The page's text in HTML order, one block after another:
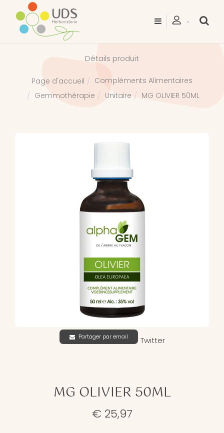
Détails produit
Page d'accueil
Compléments Alimentaires
Gemmothérapie
Unitaire MG OLIVIER 50ML
Partager par email Twitter
MG OLIVIER 50ML
€ 25,97